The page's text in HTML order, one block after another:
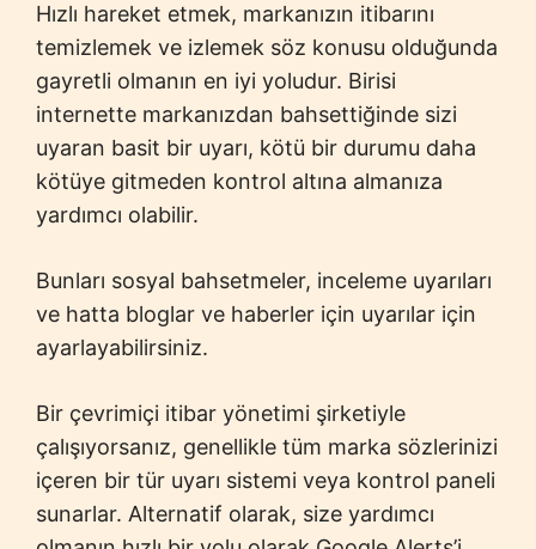
Hızlı hareket etmek, markanızın itibarını
temizlemek ve izlemek söz konusu olduğunda
gayretli olmanın en iyi yoludur. Birisi
internette markanızdan bahsettiğinde sizi
uyaran basit bir uyarı, kötü bir durumu daha
kötüye gitmeden kontrol altına almanıza
yardımcı olabilir.
Bunları sosyal bahsetmeler, inceleme uyarıları
ve hatta bloglar ve haberler için uyarılar için
ayarlayabilirsiniz.
Bir çevrimiçi itibar yönetimi şirketiyle
çalışıyorsanız, genellikle tüm marka sözlerinizi
içeren bir tür uyarı sistemi veya kontrol paneli
sunarlar. Alternatif olarak, size yardımcı